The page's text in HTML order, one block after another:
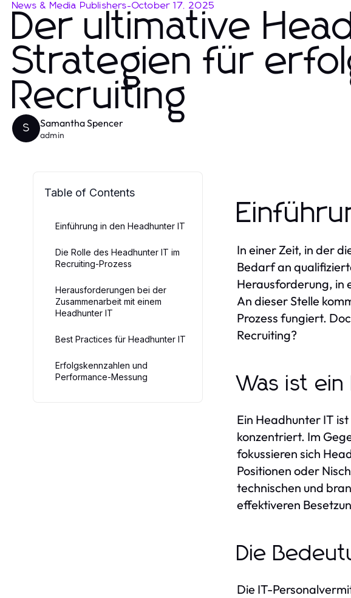
News & Media Publishers-October 17, 2025
Der ultimative
Strategien für
Recruiting
S Samantha Spencer
admin
Table of Contents
Einführung in den Headhunter IT
Die Rolle des Headhunter IT im
Recruiting-Prozess
Herausforderungen bei der
Zusammenarbeit mit einem
Headhunter IT
Best Practices für Headhunter IT
Erfolgskennzahlen und
Performance-Messung
In einer Zeit, in der
Bedarf an
Herausforderung, in
An dieser Stelle
Prozess fungiert.
Recruiting?
Was ist ein
Ein Headhunter IT
konzentriert. Im
fokussieren sich
Positionen oder
technischen und
effektiveren
Die
Die IT-